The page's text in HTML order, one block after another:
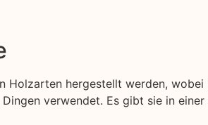
Holzarten hergestellt werden,
verwendet. Es gibt sie in